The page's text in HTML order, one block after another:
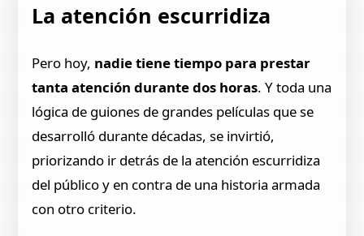
La atención escurridiza
Pero hoy, nadie tiene tiempo para prestar
tanta atención durante dos horas. Y toda una
lógica de guiones de grandes películas que se
desarrolló durante décadas, se invirtió,
priorizando ir detrás de la atención escurridiza
del público y en contra de una historia armada
con otro criterio.